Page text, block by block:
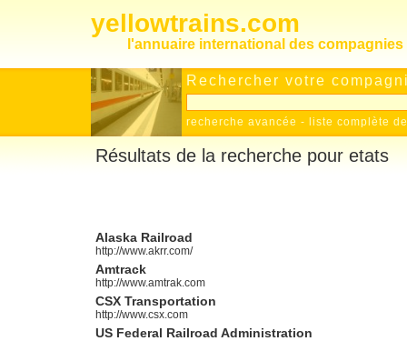
yellowtrains.com
l'annuaire international des
Rechercher votre
recherche avancée - liste complète
Résultats de la recherche pour etats
Alaska Railroad
http://www.akrr.com/
Amtrack
http://www.amtrak.com
CSX Transportation
http://www.csx.com
US Federal Railroad Administration